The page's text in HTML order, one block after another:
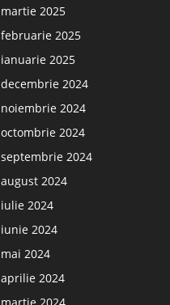
martie 2025
februarie 2025
ianuarie 2025
decembrie 2024
noiembrie 2024
octombrie 2024
septembrie 2024
august 2024
iulie 2024
iunie 2024
mai 2024
aprilie 2024